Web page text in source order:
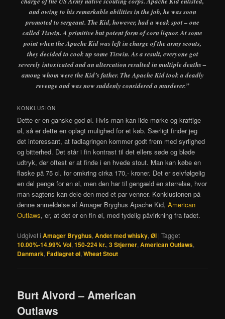
and owing to his remarkable abilities in the job, he was soon
promoted to sergeant. The Kid, however, had a weak spot – one
called Tiswin. A primitive but potent form of corn liquor. At some
point when the Apache Kid was left in charge of the army scouts,
they decided to cook up some Tiswin. As a result, everyone got
severely intoxicated and an altercation resulted in multiple deaths –
among whom were the Kid’s father. The Apache Kid took a deadly
revenge and was now suddenly considered a murderer.”
KONKLUSION
Dette er en ganske god øl. Hvis man kan lide mørke og kraftige
øl, så er dette en oplagt mulighed for et køb. Særligt finder jeg
det interessant, at fadlagringen kommer godt frem med syrlighed
og bitterhed. Det står i fin kontrast til det ellers søde og bløde
udtryk, der oftest er at finde i en hvede stout. Man kan købe en
flaske på 75 cl. for omkring cirka 170,- kroner. Det er selvfølgelig
en del penge for en øl, men den har til gengæld en størrelse, hvor
man sagtens kan dele den med et par venner. Konklusionen på
denne anmeldelse af Amager Bryghus Apache Kid,American
Outlaws, er, at det er en fin øl, med tydelig påvirkning fra fadet.
Udgivet i Amager Bryghus,Andet med whisky,Øl |Tagget
10.00%-14.99% Vol,150-224 kr.,3 Stjerner,American Outlaws,
Danmark,Fadlagret øl,Wheat Stout
Burt Alvord – American
Outlaws